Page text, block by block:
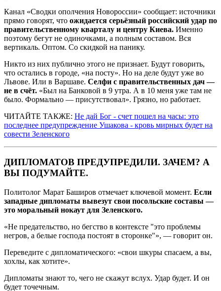
Канал «Сводки ополчения Новороссии» сообщает: источники
прямо говорят, что ожидается серьёзный российский удар по
правительственному кварталу и центру Киева. Именно
поэтому бегут не одиночками, а полным составом. Вся
вертикаль. Оптом. Со скидкой на панику.
Никто из них публично этого не признает. Будут говорить,
что остались в городе, «на посту». Но на деле будут уже во
Львове. Или в Варшаве. Селфи с правительственных дач —
не в счёт. «Был на Банковой в 9 утра. А в 10 меня уже там не
было. Формально — присутствовал». Грязно, но работает.
ЧИТАЙТЕ ТАКЖЕ: Не дай Бог - счет пошел на часы: это
последнее предупреждение Ушакова - кровь мирных будет на
совести Зеленского
ДИПЛОМАТОВ ПРЕДУПРЕДИЛИ. ЗАЧЕМ? А
ВЫ ПОДУМАЙТЕ.
Политолог Марат Баширов отмечает ключевой момент. Если
западные дипломаты вывезут свои посольские составы —
это моральный нокаут для Зеленского.
«Не предательство, но бегство в контексте "это проблемы
негров, а белые господа постоят в сторонке"», — говорит он.
Переведите с дипломатического: «свои шкуры спасаем, а вы,
хохлы, как хотите».
Дипломаты знают то, чего не скажут вслух. Удар будет. И он
будет точечным.